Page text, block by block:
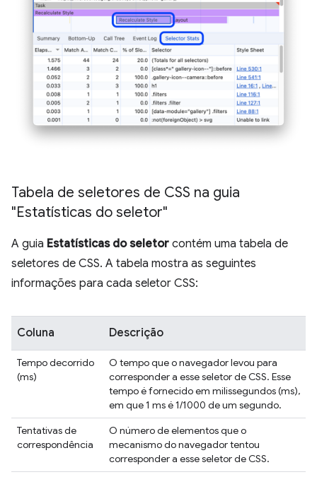
Tabela de seletores de CSS na guia
"Estatísticas do seletor"
A guia Estatísticas do seletor contém uma tabela de
seletores de CSS. A tabela mostra as seguintes
informações para cada seletor CSS:
Coluna Descrição
Tempo decorrido
(ms)
O tempo que o navegador levou para
corresponder a esse seletor de CSS. Esse
tempo é fornecido em milissegundos (ms),
em que 1 ms é 1/1000 de um segundo.
Tentativas de
correspondência
O número de elementos que o
mecanismo do navegador tentou
corresponder a esse seletor de CSS.